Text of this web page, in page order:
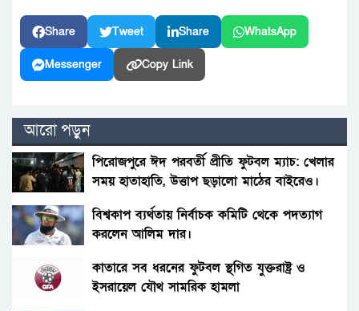
Share Tweet Share WhatsApp
Messenger Copy Link
আরো পড়ুন
পিরোজপুরে ঈদ পরবর্তী প্রীতি ফুটবল ম্যাচ: খেলার
সময় হাতাহাতি, উত্তাপ ছড়ালো মাঠের বাইরেও।
বিশ্বকাপ ব্যর্থতায় নির্বাচক কমিটি থেকে পদত্যাগ
করলেন আলিম দার।
কাতারে সব ধরনের ফুটবল স্থগিত যুক্তরাষ্ট্র ও
ইসরায়েল যৌথ সামরিক হামলা